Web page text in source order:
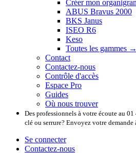
Créer mon
ABUS Bravus 2000
BKS Janus
ISEO R6
Keso
Toutes les gammes →
Contact
Contactez-nous
Contrôle d'accès
Espace Pro
Guides
Où nous trouver
Des professionnels à votre écoute au
clé ou serrure? Envoyez votre
Se connecter
Contactez-nous